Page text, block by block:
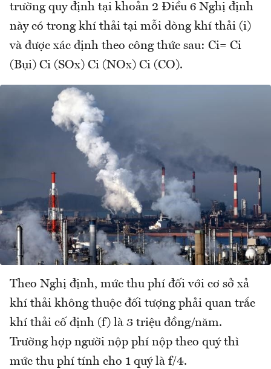
trường quy định tại khoản 2 Điều 6 Nghị định
này có trong khí thải tại mỗi dòng khí thải (i)
và được xác định theo công thức sau: Ci= Ci
(Bụi) Ci (SOx) Ci (NOx) Ci (CO).
Theo Nghị định, mức thu phí đối với cơ sở xả
khí thải không thuộc đối tượng phải quan trắc
khí thải cố định (f) là 3 triệu đồng/năm.
Trường hợp người nộp phí nộp theo quý thì
mức thu phí tính cho 1 quý là f/4.